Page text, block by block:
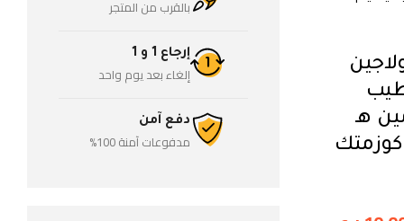
هـ
| 50 مل | كوزمتك
بالقرب من المتجر
إرجاع 1 و 1
إلغاء بعد يوم واحد
دفع آمن
مدفوعات آمنة 100%